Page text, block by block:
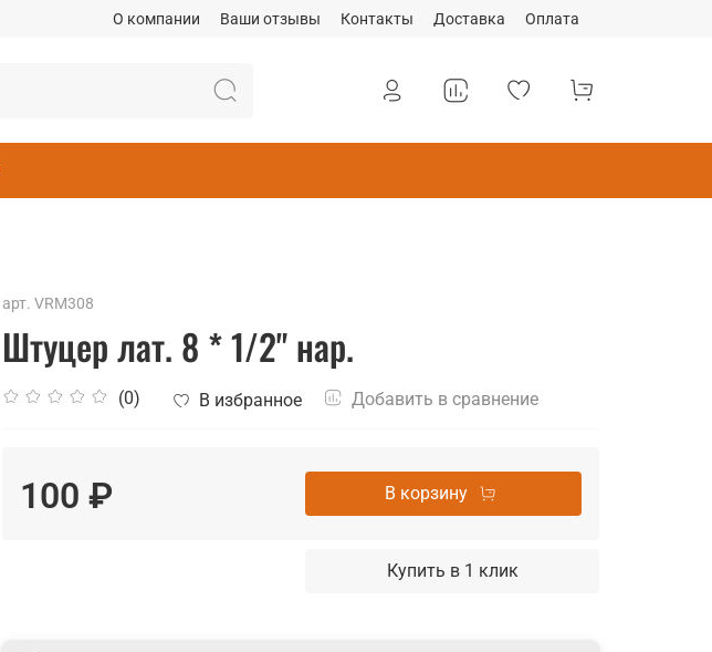
О компании Ваши отзывы Контакты Доставка Оплата
арт. VRM308
Штуцер лат. 8 * 1/2" нар.
(0) В избранное Добавить в сравнение
100 ₽ В корзину
Купить в 1 клик